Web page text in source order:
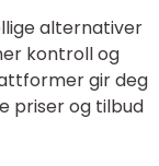
alternativer
kontroll og
gir deg
priser og tilbud